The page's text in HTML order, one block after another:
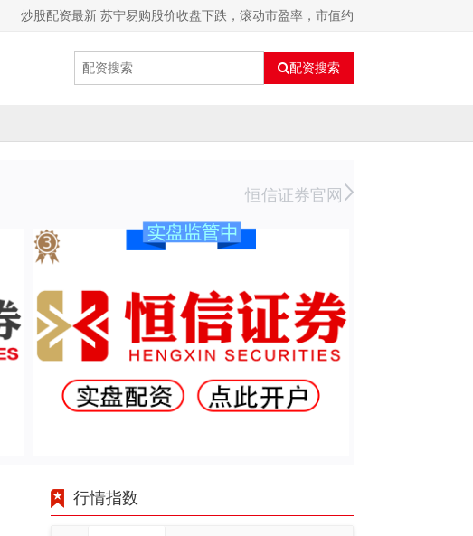
炒股配资最新 苏宁易购股价收盘下跌，滚动市盈率，市值约
配资搜索
恒信证券官网
行情指数